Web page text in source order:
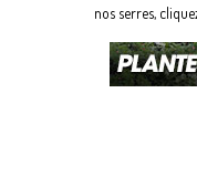
nos serres,